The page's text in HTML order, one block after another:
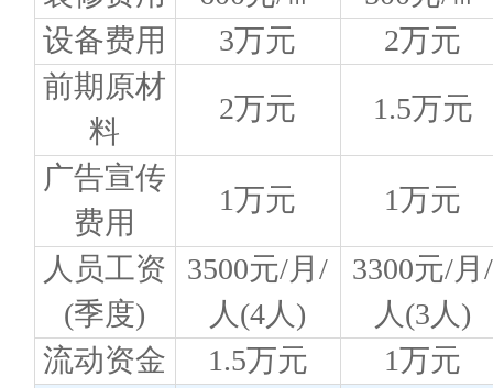
设备费用
3万元
2万元
前期原材
料
2万元 1.5万元
广告宣传
费用
1万元 1万元
人员工资
(季度)
3500元/月/
人(4人)
3300元/月/
人(3人)
流动资金
1.5万元
1万元